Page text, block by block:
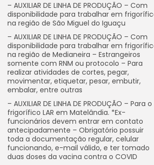
– AUXILIAR DE LINHA DE PRODUÇÃO – Com
disponibilidade para trabalhar em
na região de São Miguel do Iguaçu
– AUXILIAR DE LINHA DE PRODUÇÃO – Com
disponibilidade para trabalhar em
na região de Medianeira – Estrangeiros
somente com RNM ou protocolo – Para
realizar atividades de cortes, pegar,
movimentar, etiquetar, pesar, embutir,
embalar, entre outras
– AUXILIAR DE LINHA DE PRODUÇÃO – Para o
frigorífico LAR em Matelândia. *Ex-
funcionários devem entrar em contato
antecipadamente – Obrigatório possuir
toda a documentação regular, celular
funcionando, e-mail válido, e ter tomado
duas doses da vacina contra o COVID